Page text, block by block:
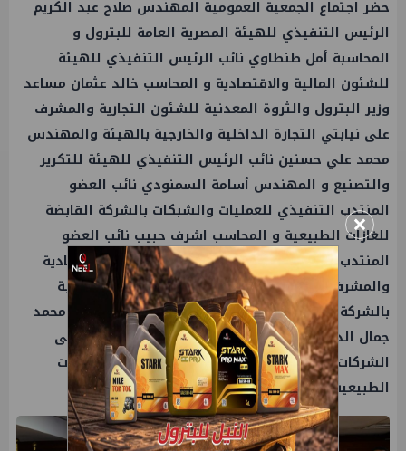
حضر اجتماع الجمعية العمومية المهندس صلاح عبد الكريم
الرئيس التنفيذي للهيئة المصرية العامة للبترول و
المحاسبة أمل طنطاوي نائب الرئيس التنفيذي للهيئة
للشئون المالية والاقتصادية و المحاسب خالد عثمان مساعد
وزير البترول والثروة المعدنية للشئون التجارية والمشرف
على نيابتي التجارة الداخلية والخارجية بالهيئة والمهندس
محمد علي حسنين نائب الرئيس التنفيذي للهيئة للتكرير
والتصنيع و المهندس أسامة السمنودي نائب العضو
المنتدب التنفيذي للعمليات والشبكات بالشركة القابضة
للغازات الطبيعية و المحاسب اشرف حبيب نائب العضو
المنتدب التنفيذي للتجارة الداخلية والشئون الاقتصادية
والمشرف على التجارة الخارجية ونيابة الشئون المالية
بالشركة القابضة للغازات الطبيعية و المحاسب عمرو محمد
جمال الدين نائب العضو المنتدب التنفيذي للرقابة على
الشركات الأجنبية والمشتركة بالشركة القابضة للغازات
الطبيعية .
×